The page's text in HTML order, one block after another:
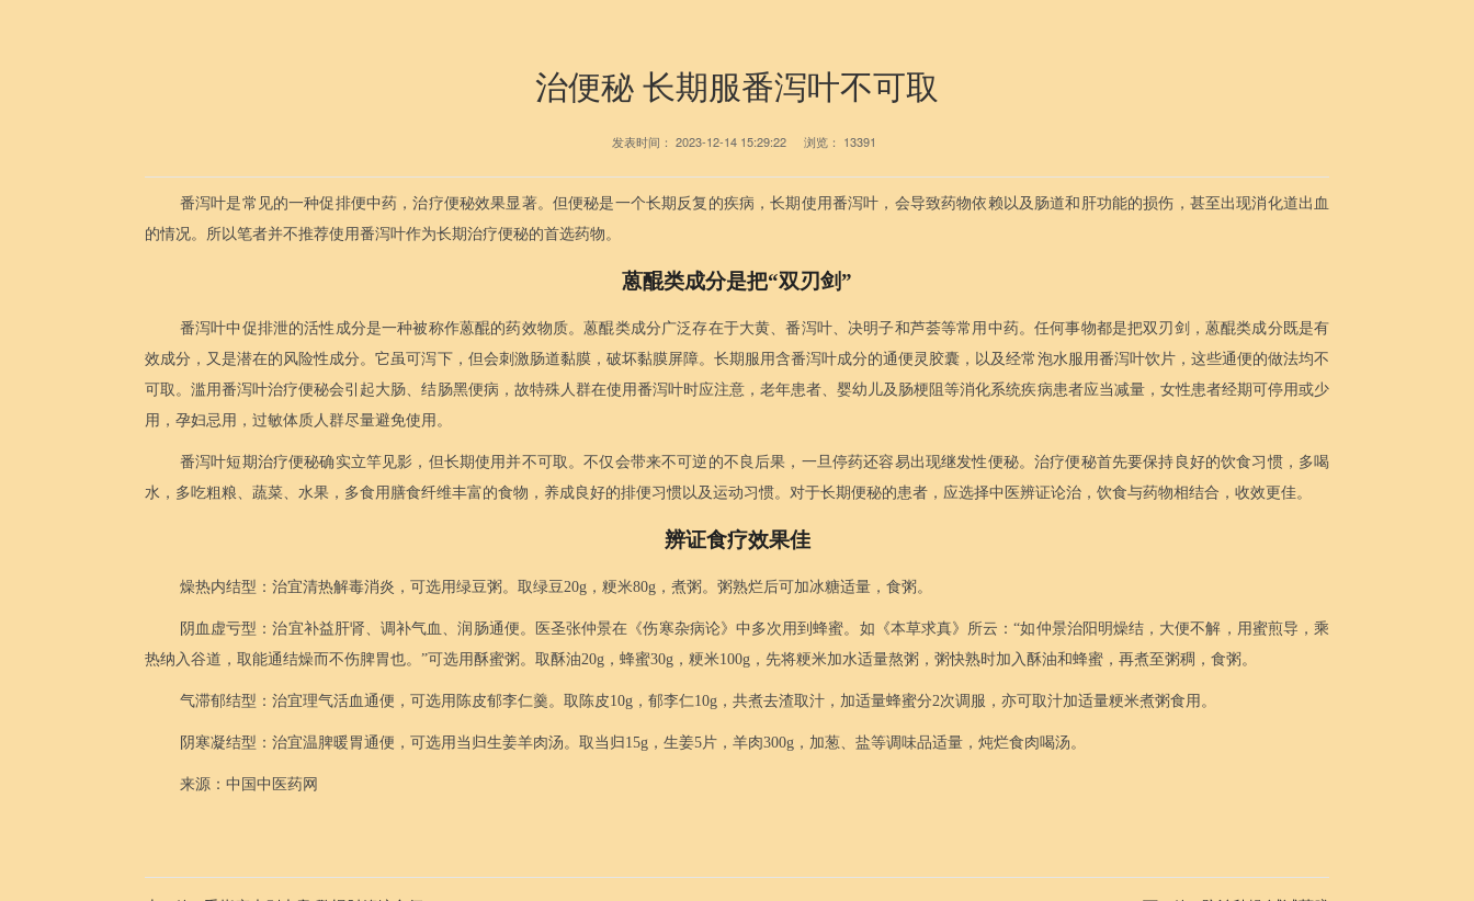
治便秘 长期服番泻叶不可取
发表时间： 2023-12-14 15:29:22 浏览： 13391
番泻叶是常见的一种促排便中药，治疗便秘效果显著。但便秘是一个长期反复的疾病，长期使用番泻叶，会导致药物依赖以及肠道和肝功能的损伤，甚至出现消化道出血
的情况。所以笔者并不推荐使用番泻叶作为长期治疗便秘的首选药物。
蒽醌类成分是把“双刃剑”
番泻叶中促排泄的活性成分是一种被称作蒽醌的药效物质。蒽醌类成分广泛存在于大黄、番泻叶、决明子和芦荟等常用中药。任何事物都是把双刃剑，蒽醌类成分既是有
效成分，又是潜在的风险性成分。它虽可泻下，但会刺激肠道黏膜，破坏黏膜屏障。长期服用含番泻叶成分的通便灵胶囊，以及经常泡水服用番泻叶饮片，这些通便的做法均不
可取。滥用番泻叶治疗便秘会引起大肠、结肠黑便病，故特殊人群在使用番泻叶时应注意，老年患者、婴幼儿及肠梗阻等消化系统疾病患者应当减量，女性患者经期可停用或少
用，孕妇忌用，过敏体质人群尽量避免使用。
番泻叶短期治疗便秘确实立竿见影，但长期使用并不可取。不仅会带来不可逆的不良后果，一旦停药还容易出现继发性便秘。治疗便秘首先要保持良好的饮食习惯，多喝
水，多吃粗粮、蔬菜、水果，多食用膳食纤维丰富的食物，养成良好的排便习惯以及运动习惯。对于长期便秘的患者，应选择中医辨证论治，饮食与药物相结合，收效更佳。
辨证食疗效果佳
燥热内结型：治宜清热解毒消炎，可选用绿豆粥。取绿豆20g，粳米80g，煮粥。粥熟烂后可加冰糖适量，食粥。
阴血虚亏型：治宜补益肝肾、调补气血、润肠通便。医圣张仲景在《伤寒杂病论》中多次用到蜂蜜。如《本草求真》所云：“如仲景治阳明燥结，大便不解，用蜜煎导，乘
热纳入谷道，取能通结燥而不伤脾胃也。”可选用酥蜜粥。取酥油20g，蜂蜜30g，粳米100g，先将粳米加水适量熬粥，粥快熟时加入酥油和蜂蜜，再煮至粥稠，食粥。
气滞郁结型：治宜理气活血通便，可选用陈皮郁李仁羹。取陈皮10g，郁李仁10g，共煮去渣取汁，加适量蜂蜜分2次调服，亦可取汁加适量粳米煮粥食用。
阴寒凝结型：治宜温脾暖胃通便，可选用当归生姜羊肉汤。取当归15g，生姜5片，羊肉300g，加葱、盐等调味品适量，炖烂食肉喝汤。
来源：中国中医药网